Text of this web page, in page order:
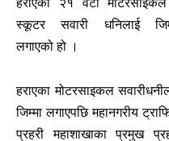
स्कूटर सवारी धनिलाई
लगाएको हो ।
हराएका मोटरसाइकल
जिम्मा लगाएपछि महानगरीय
प्रहरी महाशाखाका प्रमुख